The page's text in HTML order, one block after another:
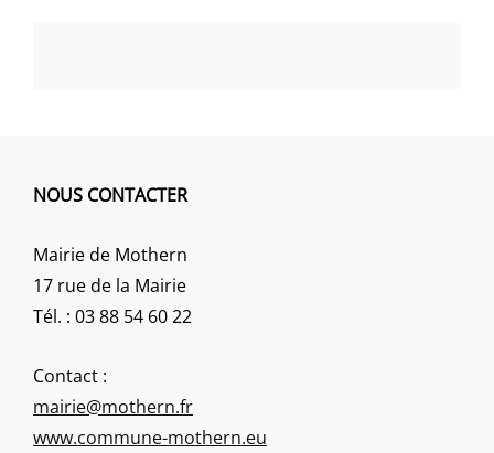
NOUS CONTACTER
Mairie de Mothern
17 rue de la Mairie
Tél. : 03 88 54 60 22
Contact :
mairie@mothern.fr
www.commune-mothern.eu